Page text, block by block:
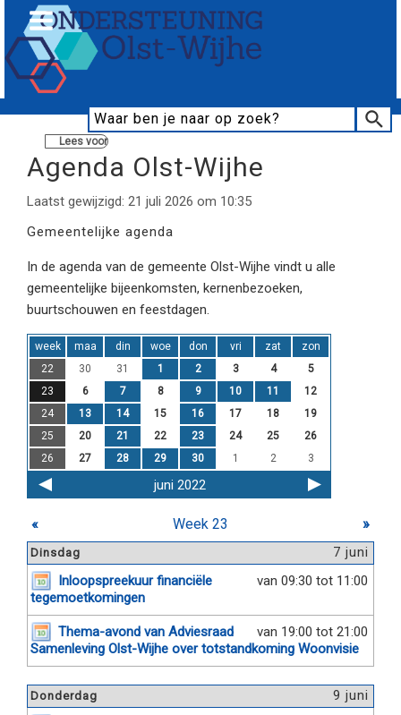
Lees voor
Agenda Olst-Wijhe
Laatst gewijzigd: 21 juli 2026 om 10:35
Gemeentelijke agenda
In de agenda van de gemeente Olst-Wijhe vindt u alle
gemeentelijke bijeenkomsten, kernenbezoeken,
buurtschouwen en feestdagen.
week maa din woe don vri zat
zon
22
30 31 1 2 3 4
5
23
6 7 8 9 10 11
12
24
13 14 15 16 17 18
19
25
20 21 22 23 24 25
26
26
27 28 29 30 1 2 3
juni 2022
« Week 23 »
7 juni
Dinsdag
van 09:30 tot 11:00
Inloopspreekuur financiële
tegemoetkomingen
van 19:00 tot 21:00
Thema-avond van Adviesraad
Samenleving Olst-Wijhe over totstandkoming Woonvisie
9 juni
Donderdag